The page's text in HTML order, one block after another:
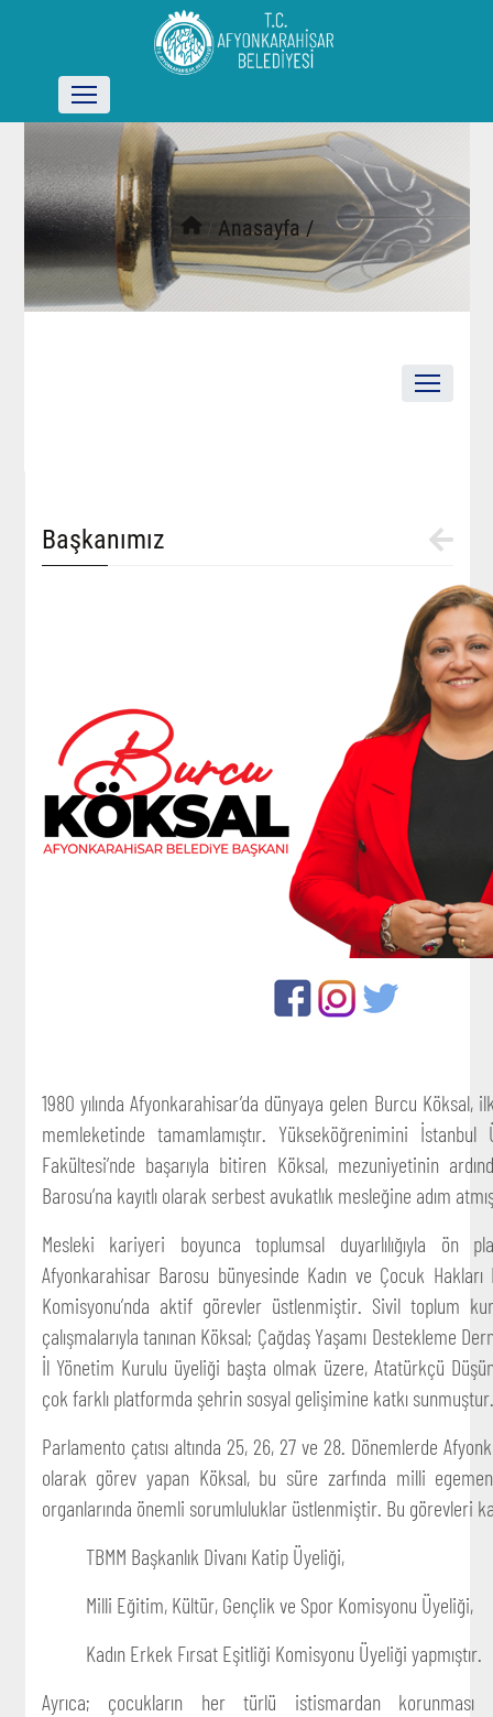
/ Anasayfa /
Başkanımız
1980 yılında Afyonkarahisar’da dünyaya gelen Burcu Köksal,
memleketinde tamamlamıştır. Yükseköğrenimini İstanbul
Fakültesi’nde başarıyla bitiren Köksal, mezuniyetinin
Barosu’na kayıtlı olarak serbest avukatlık mesleğine adım
Mesleki kariyeri boyunca toplumsal duyarlılığıyla ön
Afyonkarahisar Barosu bünyesinde Kadın ve Çocuk
Komisyonu’nda aktif görevler üstlenmiştir. Sivil toplum
çalışmalarıyla tanınan Köksal; Çağdaş Yaşamı Destekleme
İl Yönetim Kurulu üyeliği başta olmak üzere, Atatürkçü
çok farklı platformda şehrin sosyal gelişimine katkı sunmuştur.
Parlamento çatısı altında 25, 26, 27 ve 28. Dönemlerde
olarak görev yapan Köksal, bu süre zarfında milli
organlarında önemli sorumluluklar üstlenmiştir. Bu görevleri
TBMM Başkanlık Divanı Katip Üyeliği,
Milli Eğitim, Kültür, Gençlik ve Spor Komisyonu Üyeliği,
Kadın Erkek Fırsat Eşitliği Komisyonu Üyeliği yapmıştır.
Ayrıca; çocukların her türlü istismardan korunması